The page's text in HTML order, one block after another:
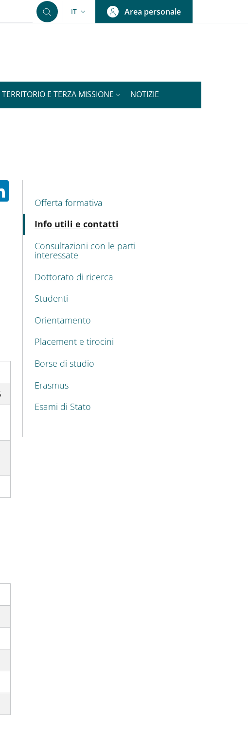
SELETTORE LINGUA: CURRENT LANGUAGE
IT Area personale
TERRITORIO E TERZA MISSIONE NOTIZIE
MENU CEV SECOND NAVIGATION
Offerta formativa
Info utili e contatti
Consultazioni con le parti
interessate
Dottorato di ricerca
Studenti
Orientamento
Placement e tirocini
Borse di studio
Erasmus
Esami di Stato